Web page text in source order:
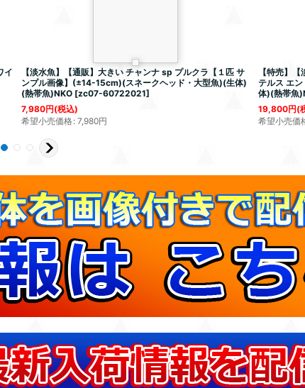
イ
【淡水魚】【通販】大きい チャンナ sp プルクラ【１匹 サ
ンプル画像】(±14-15cm)(スネークヘッド・大型魚)(生体)
(熱帯魚)NKO [zc07-60722021]
7,980円(税込)
希望小売価格: 7,980円
【特売】
テルス エ
体)(熱帯魚
19,800円(
希望小売価